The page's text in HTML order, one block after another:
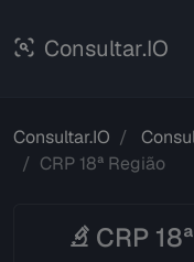
Consultar.IO
Consultar.IO
CRP 18ª Região
CRP